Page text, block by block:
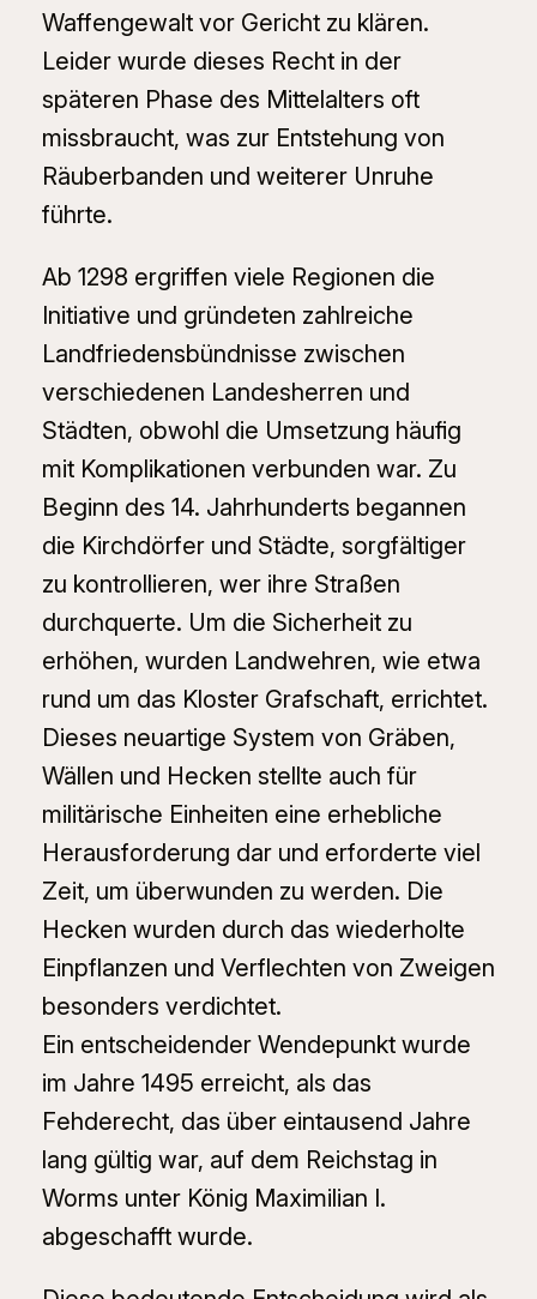
Waffengewalt vor Gericht zu klären.
Leider wurde dieses Recht in der
späteren Phase des Mittelalters oft
missbraucht, was zur Entstehung von
Räuberbanden und weiterer Unruhe
führte.
Ab 1298 ergriffen viele Regionen die
Initiative und gründeten zahlreiche
Landfriedensbündnisse zwischen
verschiedenen Landesherren und
Städten, obwohl die Umsetzung häufig
mit Komplikationen verbunden war. Zu
Beginn des 14. Jahrhunderts begannen
die Kirchdörfer und Städte, sorgfältiger
zu kontrollieren, wer ihre Straßen
durchquerte. Um die Sicherheit zu
erhöhen, wurden Landwehren, wie etwa
rund um das Kloster Grafschaft, errichtet.
Dieses neuartige System von Gräben,
Wällen und Hecken stellte auch für
militärische Einheiten eine erhebliche
Herausforderung dar und erforderte viel
Zeit, um überwunden zu werden. Die
Hecken wurden durch das wiederholte
Einpflanzen und Verflechten von Zweigen
besonders verdichtet.
Ein entscheidender Wendepunkt wurde
im Jahre 1495 erreicht, als das
Fehderecht, das über eintausend Jahre
lang gültig war, auf dem Reichstag in
Worms unter König Maximilian I.
abgeschafft wurde.